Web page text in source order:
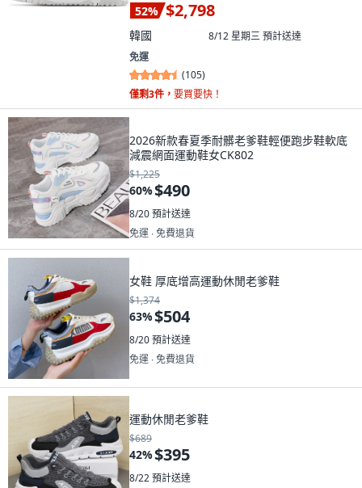
52% $2,798
韓國 8/12 星期三預計送達
免運
(105)
僅剩3件， 要買要快！
2026新款春夏季耐髒老爹鞋輕便跑步鞋軟底
減震網面運動鞋女CK802
$1,225
60%$490
8/20預計送達
免運 ∙ 免費退貨
女鞋 厚底增高運動休閒老爹鞋
$1,374
63%$504
8/20預計送達
免運 ∙ 免費退貨
運動休閒老爹鞋
$689
42%$395
8/22預計送達